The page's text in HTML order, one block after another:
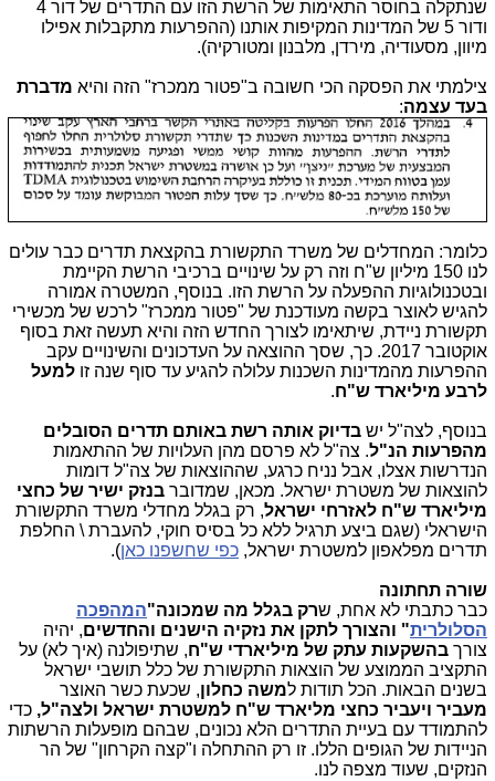
שנתקלה בחוסר התאימות של הרשת הזו עם התדרים של דור 4
ודור 5 של המדינות המקיפות אותנו (ההפרעות מתקבלות אפילו
מיוון, מסעודיה, מירדן, מלבנון ומטורקיה).
צילמתי את הפסקה הכי חשובה ב"פטור ממכרז" הזה והיא מדברת
בעד עצמה:
כלומר: המחדלים של משרד התקשורת בהקצאת תדרים כבר עולים
לנו 150 מיליון ש"ח וזה רק על שינויים ברכיבי הרשת הקיימת
ובטכנולוגיות ההפעלה על הרשת הזו. בנוסף, המשטרה אמורה
להגיש לאוצר בקשה מעודכנת של "פטור ממכרז" לרכש של מכשירי
תקשורת ניידת, שיתאימו לצורך החדש הזה והיא תעשה זאת בסוף
אוקטובר 2017. כך, שסך ההוצאה על העדכונים והשינויים עקב
ההפרעות מהמדינות השכנות עלולה להגיע עד סוף שנה זו למעל
לרבע מיליארד ש"ח.
בנוסף, לצה"ל יש בדיוק אותה רשת באותם תדרים הסובלים
מהפרעות הנ"ל. צה"ל לא פרסם מהן העלויות של ההתאמות
הנדרשות אצלו, אבל נניח כרגע, שההוצאות של צה"ל דומות
להוצאות של משטרת ישראל. מכאן, שמדובר בנזק ישיר של כחצי
מיליארד ש"ח לאזרחי ישראל, רק בגלל מחדלי משרד התקשורת
הישראלי (שגם ביצע תרגיל ללא כל בסיס חוקי, להעברת \ החלפת
תדרים מפלאפון למשטרת ישראל, כפי שחשפנו כאן).
שורה תחתונה
כבר כתבתי לא אחת, שרק בגלל מה שמכונה"המהפכה
הסלולרית" והצורך לתקן את נזקיה הישנים והחדשים, יהיה
צורך בהשקעות עתק של מיליארדי ש"ח, שתיפולנה (איך לא) על
התקציב הממוצע של הוצאות התקשורת של כלל תושבי ישראל
בשנים הבאות. הכל תודות למשה כחלון, שכעת כשר האוצר
מעביר ויעביר כחצי מליארד ש"ח למשטרת ישראל ולצה"ל, כדי
להתמודד עם בעיית התדרים הלא נכונים, שבהם מופעלות הרשתות
הניידות של הגופים הללו. זו רק ההתחלה ו"קצה הקרחון" של הר
הנזקים, שעוד מצפה לנו.